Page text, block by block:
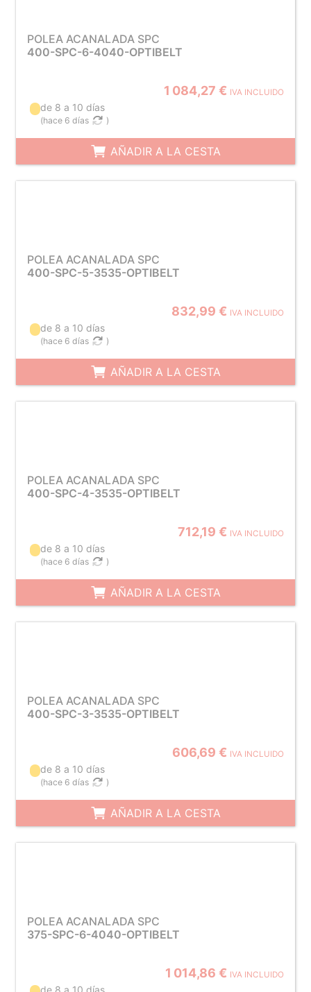
POLEA ACANALADA SPC
400-SPC-6-4040-OPTIBELT
1 084,27 € IVA INCLUIDO
de 8 a 10 días
(hace 6 días )
AÑADIR A LA CESTA
POLEA ACANALADA SPC
400-SPC-5-3535-OPTIBELT
832,99 € IVA INCLUIDO
de 8 a 10 días
(hace 6 días )
AÑADIR A LA CESTA
POLEA ACANALADA SPC
400-SPC-4-3535-OPTIBELT
712,19 € IVA INCLUIDO
de 8 a 10 días
(hace 6 días )
AÑADIR A LA CESTA
POLEA ACANALADA SPC
400-SPC-3-3535-OPTIBELT
606,69 € IVA INCLUIDO
de 8 a 10 días
(hace 6 días )
AÑADIR A LA CESTA
POLEA ACANALADA SPC
375-SPC-6-4040-OPTIBELT
1 014,86 € IVA INCLUIDO
de 8 a 10 días